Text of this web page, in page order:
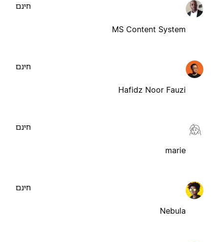
MS Content System
חינם
Hafidz Noor Fauzi
חינם
marie
חינם
Nebula
חינם